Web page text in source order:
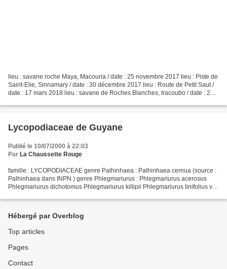
lieu : savane roche Maya, Macouria / date : 25 novembre 2017 lieu : Piste de
Saint-Elie, Sinnamary / date : 30 décembre 2017 lieu : Route de Petit Saut /
date : 17 mars 2018 lieu : savane de Roches Blanches, Iracoubo / date : 28
Lycopodiaceae de Guyane
Publié le 10/07/2000 à 22:03
Par La Chaussette Rouge
famille : LYCOPODIACEAE genre Palhinhaea : Palhinhaea cernua (source :
Palhinhaea dans INPN ) genre Phlegmariurus : Phlegmariurus acerosus
Phlegmariurus dichotomus Phlegmariurus killipii Phlegmariurus linifolius var.
Hébergé par Overblog
Top articles
Pages
Contact